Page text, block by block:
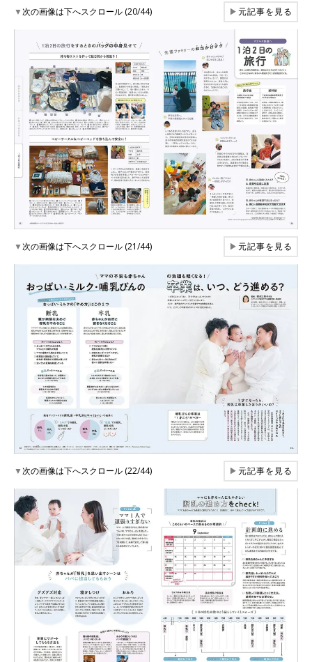
▼次の画像は下へスクロール (20/44) ▶元記事を見る
▼次の画像は下へスクロール (21/44) ▶元記事を見る
▼次の画像は下へスクロール (22/44) ▶元記事を見る